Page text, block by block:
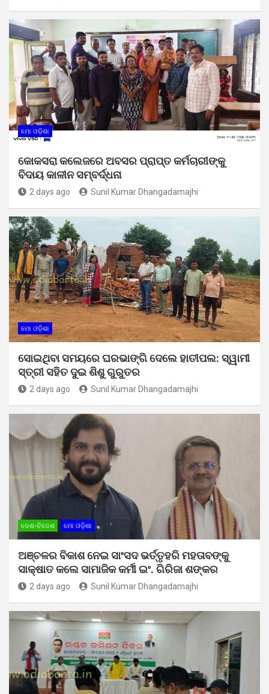
ମୋ ଓଡ଼ିଶା
କୋକସରା କଲେଜରେ ଅବସର ପ୍ରାପ୍ତ କର୍ମଚାରୀଙ୍କୁ
ବିଦାୟ କାଳୀନ ସମ୍ବର୍ଦ୍ଧନା
2 days ago Sunil Kumar Dhangadamajhi
ମୋ ଓଡ଼ିଶା
ସୋଇଥିବା ସମୟରେ ଘରଭାଙ୍ଗି ଦେଲେ ହାତୀପଲ: ସ୍ୱାମୀ
ସ୍ତ୍ରୀ ସହିତ ଦୁଇ ଶିଶୁ ଗୁରୁତର
2 days ago Sunil Kumar Dhangadamajhi
ଦେଶ-ବିଦେଶ ମୋ ଓଡ଼ିଶା
ଅଞ୍ଚଳର ବିକାଶ ନେଇ ସାଂସଦ ଭର୍ତ୍ତୃହରି ମହତାବଙ୍କୁ
ସାକ୍ଷାତ କଲେ ସାମାଜିକ କର୍ମୀ ଇଂ. ଗିରିଜା ଶଙ୍କର
2 days ago Sunil Kumar Dhangadamajhi